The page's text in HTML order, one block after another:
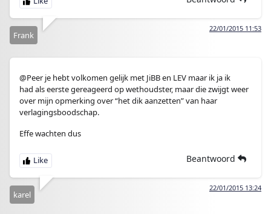
22/01/2015 11:53
Frank
@Peer je hebt volkomen gelijk met JiBB en LEV maar ik ja ik
had als eerste gereageerd op wethoudster, maar die zwijgt weer
over mijn opmerking over “het dik aanzetten” van haar
verlagingsboodschap.
Effe wachten dus
Beantwoord
22/01/2015 13:24
karel